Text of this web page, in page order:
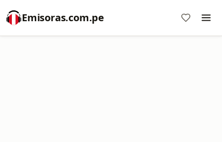
Emisoras.com.pe